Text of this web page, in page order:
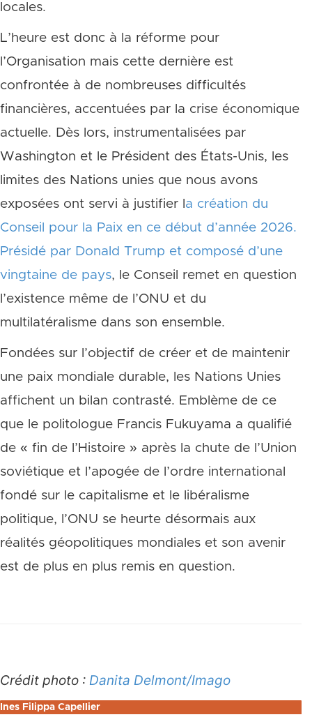
locales.
L’heure est donc à la réforme pour
l’Organisation mais cette dernière est
confrontée à de nombreuses difficultés
financières, accentuées par la crise économique
actuelle. Dès lors, instrumentalisées par
Washington et le Président des États-Unis, les
limites des Nations unies que nous avons
exposées ont servi à justifier l a création du
Conseil pour la Paix en ce début d’année 2026.
Présidé par Donald Trump et composé d’une
vingtaine de pays, le Conseil remet en question
l’existence même de l’ONU et du
multilatéralisme dans son ensemble.
Fondées sur l’objectif de créer et de maintenir
une paix mondiale durable, les Nations Unies
affichent un bilan contrasté. Emblème de ce
que le politologue Francis Fukuyama a qualifié
de « fin de l’Histoire » après la chute de l’Union
soviétique et l’apogée de l’ordre international
fondé sur le capitalisme et le libéralisme
politique, l’ONU se heurte désormais aux
réalités géopolitiques mondiales et son avenir
est de plus en plus remis en question.
Crédit photo : Danita Delmont/Imago
Ines Filippa Capellier